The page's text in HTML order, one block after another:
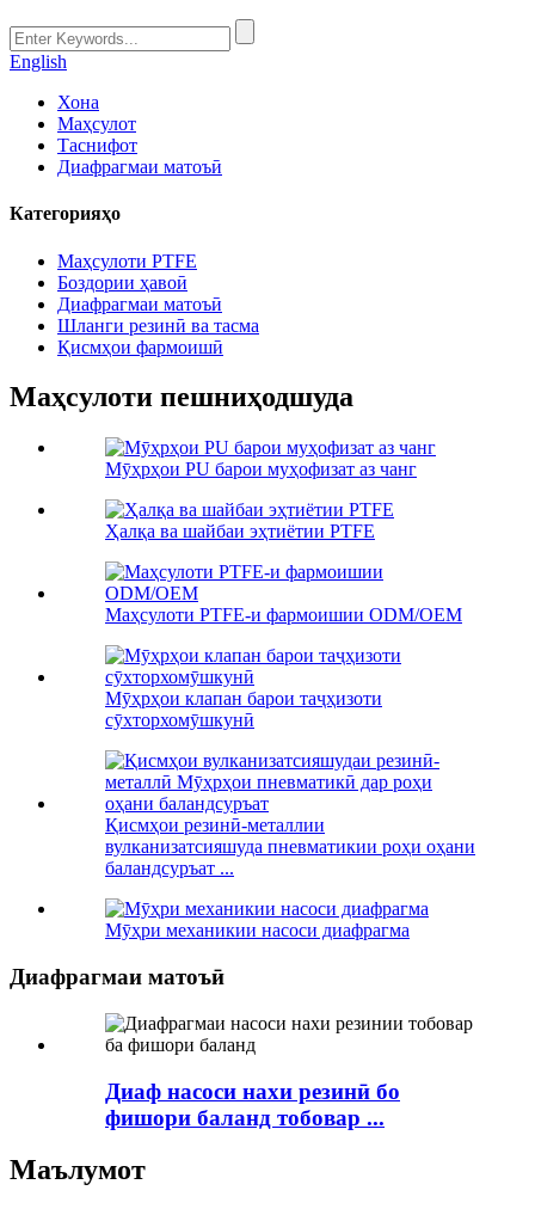
English
Хона
Маҳсулот
Таснифот
Диафрагмаи матоъӣ
Категорияҳо
Маҳсулоти PTFE
Боздории ҳавоӣ
Диафрагмаи матоъӣ
Шланги резинӣ ва тасма
Қисмҳои фармоишӣ
Маҳсулоти пешниҳодшуда
Мӯҳрҳои PU барои муҳофизат аз чанг
Ҳалқа ва шайбаи эҳтиётии PTFE
Маҳсулоти PTFE-и фармоишии ODM/OEM
Мӯҳрҳои клапан барои таҷҳизоти
сӯхторхомӯшкунӣ
Қисмҳои резинӣ-металлии
вулканизатсияшуда пневматикии роҳи оҳани
баландсуръат ...
Мӯҳри механикии насоси диафрагма
Диафрагмаи матоъӣ
Диаф насоси нахи резинӣ бо
фишори баланд тобовар ...
Маълумот